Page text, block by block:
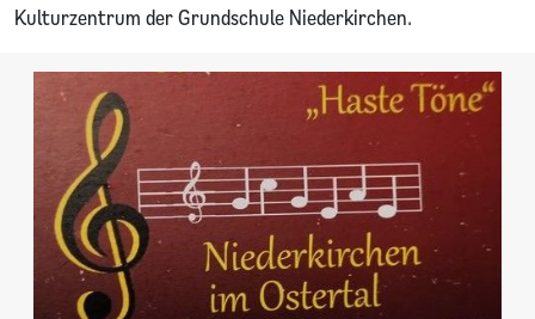
Kulturzentrum der Grundschule Niederkirchen.